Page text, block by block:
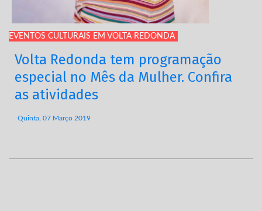
EVENTOS CULTURAIS EM VOLTA REDONDA
Volta Redonda tem programação
especial no Mês da Mulher. Confira
as atividades
Quinta, 07 Março 2019